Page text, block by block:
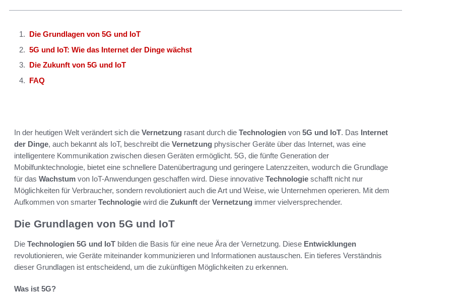
Die Grundlagen von 5G und IoT
5G und IoT: Wie das Internet der Dinge wächst
Die Zukunft von 5G und IoT
FAQ
In der heutigen Welt verändert sich die Vernetzung rasant durch die Technologien von 5G und IoT. Das Internet
der Dinge, auch bekannt als IoT, beschreibt die Vernetzung physischer Geräte über das Internet, was eine
intelligentere Kommunikation zwischen diesen Geräten ermöglicht. 5G, die fünfte Generation der
Mobilfunktechnologie, bietet eine schnellere Datenübertragung und geringere Latenzzeiten, wodurch die Grundlage
für das Wachstum von IoT-Anwendungen geschaffen wird. Diese innovative Technologie schafft nicht nur
Möglichkeiten für Verbraucher, sondern revolutioniert auch die Art und Weise, wie Unternehmen operieren. Mit dem
Aufkommen von smarter Technologie wird die Zukunft der Vernetzung immer vielversprechender.
Die Grundlagen von 5G und IoT
Die Technologien 5G und IoT bilden die Basis für eine neue Ära der Vernetzung. Diese Entwicklungen
revolutionieren, wie Geräte miteinander kommunizieren und Informationen austauschen. Ein tieferes Verständnis
dieser Grundlagen ist entscheidend, um die zukünftigen Möglichkeiten zu erkennen.
Was ist 5G?